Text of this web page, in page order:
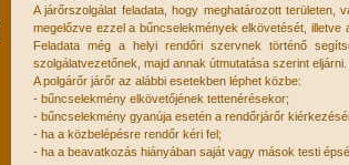
A járőrszolgálat feladata, hogy meghatározott területen,
megelőzve ezzel a bűncselekmények elkövetését,
Feladata még a helyi rendőri szervnek történő
szolgálatvezetőnek, majd annak útmutatása szerint eljárni.
A polgárőr járőr az alábbi esetekben léphet közbe:
- bűncselekmény elkövetőjének tettenérésekor;
- bűncselekmény gyanúja esetén a rendőrjárőr
- ha a közbelépésre rendőr kéri fel;
- ha a beavatkozás hiányában saját vagy mások testi